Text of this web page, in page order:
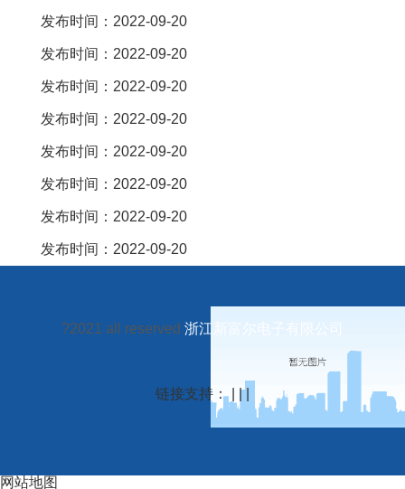
脱落吧。临时调试的话可以用用，产品上不建议。深圳市永连旺电
子有限公司专业生产排针排母，排针，排母，板对板，简牛，等一
系列的连接器产品，你说
发布时间：2022-09-20
发布时间：2022-09-20
发布时间：2022-09-20
发布时间：2022-09-20
发布时间：2022-09-20
发布时间：2022-09-20
发布时间：2022-09-20
发布时间：2022-09-20
?2021 all reserved 浙江新富尔电子有限公司
链接支持： | | |
网站地图